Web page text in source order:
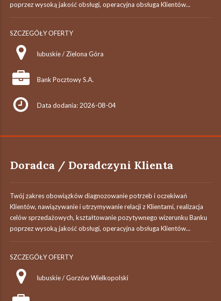
poprzez wysoką jakość obsługi, operacyjna obsługa Klientów...
SZCZEGÓŁY OFERTY
lubuskie / Zielona Góra
Bank Pocztowy S.A.
Data dodania: 2026-08-04
Doradca / Doradczyni Klienta
Twój zakres obowiązków diagnozowanie potrzeb i oczekiwań
Klientów, nawiązywanie i utrzymywanie relacji z Klientami, realizacja
celów sprzedażowych, kształtowanie pozytywnego wizerunku Banku
poprzez wysoką jakość obsługi, operacyjna obsługa Klientów...
SZCZEGÓŁY OFERTY
lubuskie / Gorzów Wielkopolski